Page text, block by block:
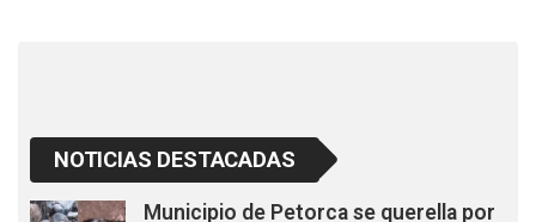
NOTICIAS DESTACADAS
Municipio de Petorca se querella por